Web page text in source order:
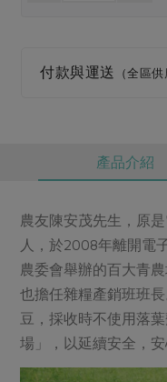
付款與運送 （全區
產品介紹
農友陳安茂先生，原
人，於2008年離開電
農委會舉辦的百大青
也擔任雜糧產銷班班
豆，採收時不使用落
場」，以延續安全，安